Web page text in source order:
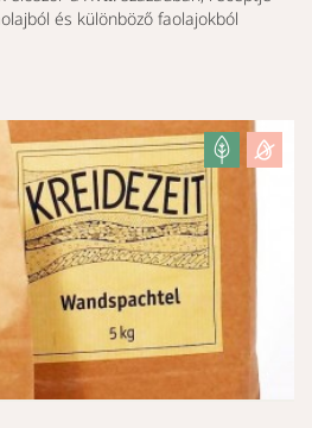
és különböző faolajokból